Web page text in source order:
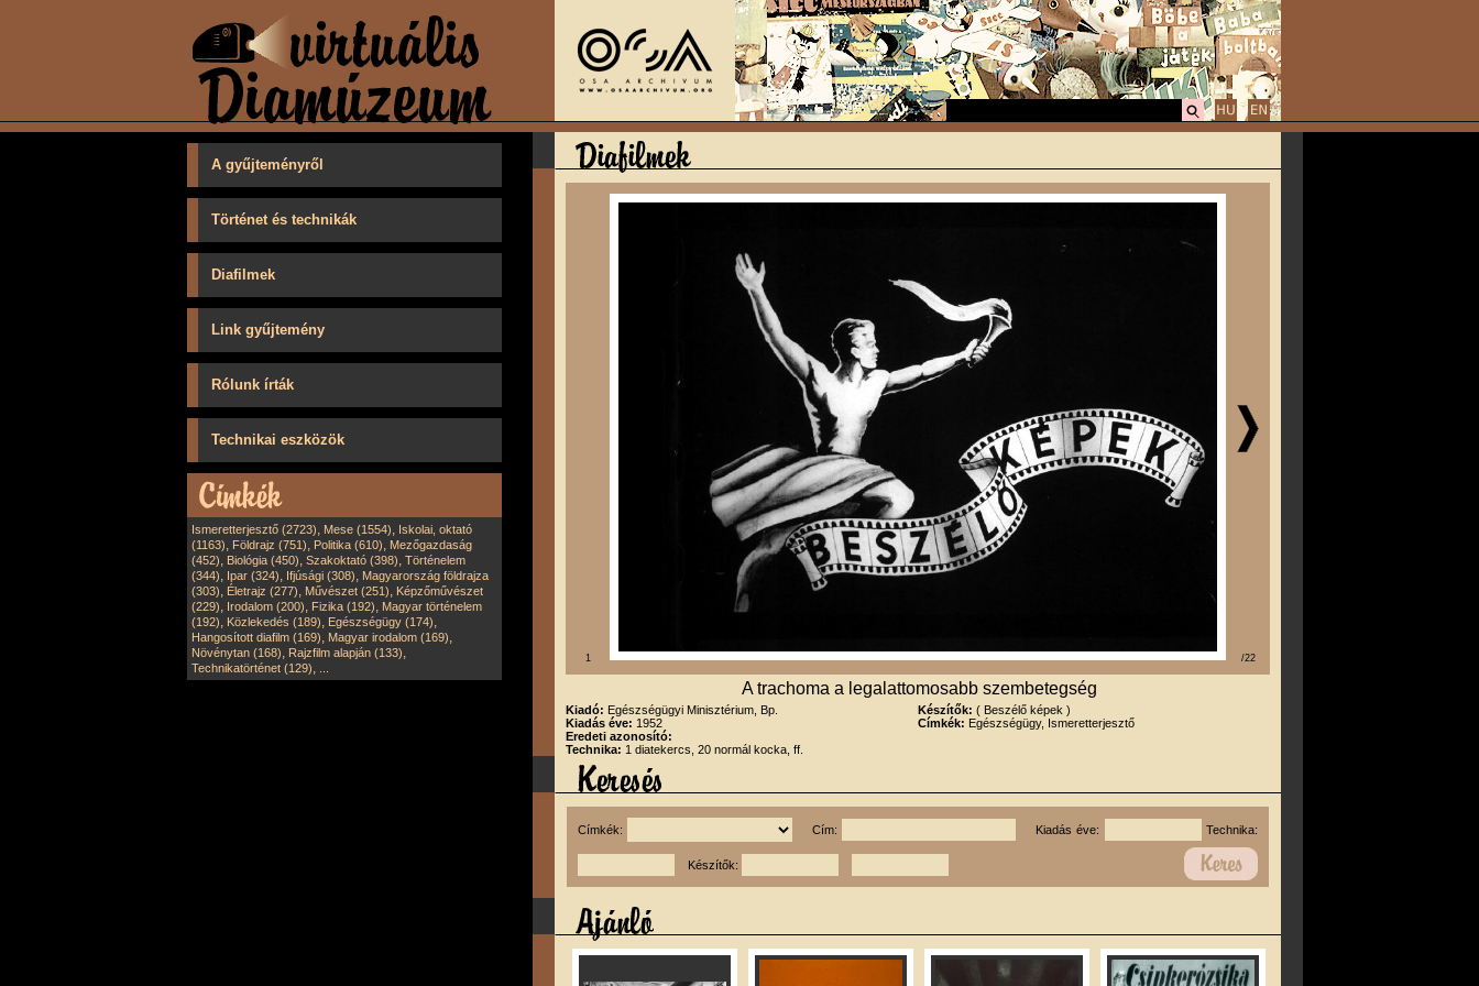
A gyűjteményről
Történet és technikák
Diafilmek
Link gyűjtemény
Rólunk írták
Technikai eszközök
Ismeretterjesztő (2723), Mese (1554), Iskolai, oktató
(1163), Földrajz (751), Politika (610), Mezőgazdaság
(452), Biológia (450), Szakoktató (398), Történelem
(344), Ipar (324), Ifjúsági (308), Magyarország földrajza
(303), Életrajz (277), Művészet (251), Képzőművészet
(229), Irodalom (200), Fizika (192), Magyar történelem
(192), Közlekedés (189), Egészségügy (174),
Hangosított diafilm (169), Magyar irodalom (169),
Növénytan (168), Rajzfilm alapján (133),
Technikatörténet (129),
1 /22
A trachoma a legalattomosabb szembetegség
Kiadó: Egészségügyi Minisztérium, Bp.
Kiadás éve: 1952
Eredeti azonosító:
Technika: 1 diatekercs, 20 normál kocka, ff.
Készítők: ( Beszélő képek )
Címkék: Egészségügy, Ismeretterjesztő
Címkék: Cím: Kiadás éve: Technika:
Készítők: